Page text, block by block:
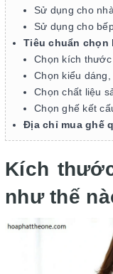
Sử dụng cho
Sử dụng cho
Tiêu chuẩn chọn
Chọn kích
Chọn kiểu dáng,
Chọn chất liệu
Chọn ghế kết
Địa chỉ mua ghế
Kích
như thế